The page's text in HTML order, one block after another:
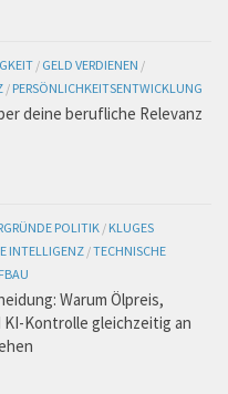
/ GELD VERDIENEN /
/ PERSÖNLICHKEITSENTWICKLUNG
deine berufliche Relevanz
POLITIK / KLUGES
INTELLIGENZ /TECHNISCHE
Warum Ölpreis,
Kontrolle gleichzeitig an